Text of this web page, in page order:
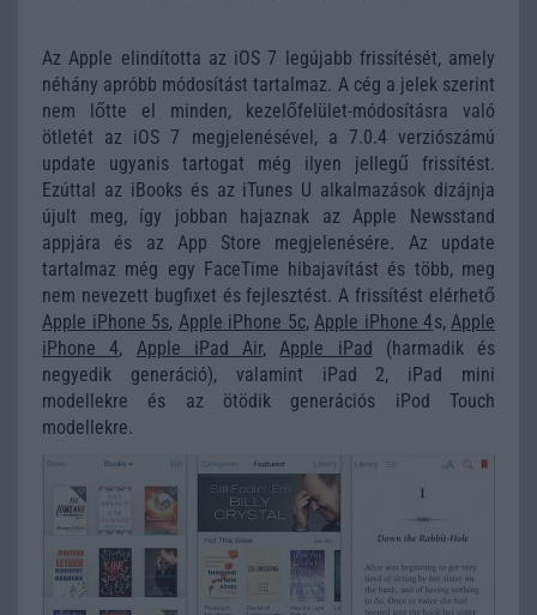
Az Apple elindította az iOS 7 legújabb frissítését, amely
néhány apróbb módosítást tartalmaz. A cég a jelek szerint
nem lőtte el minden, kezelőfelület-módosításra való
ötletét az iOS 7 megjelenésével, a 7.0.4 verziószámú
update ugyanis tartogat még ilyen jellegű frissítést.
Ezúttal az iBooks és az iTunes U alkalmazások dizájnja
újult meg, így jobban hajaznak az Apple Newsstand
appjára és az App Store megjelenésére. Az update
tartalmaz még egy FaceTime hibajavítást és több, meg
nem nevezett bugfixet és fejlesztést. A frissítést elérhető
Apple iPhone 5s, Apple iPhone 5c,Apple iPhone 4s,Apple
iPhone 4, Apple iPad Air,Apple iPad (harmadik és
negyedik generáció), valamint iPad 2, iPad mini
modellekre és az ötödik generációs iPod Touch
modellekre.